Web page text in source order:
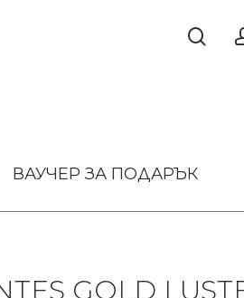
ВАУЧЕР ЗА ПОДАРЪК
GOLD